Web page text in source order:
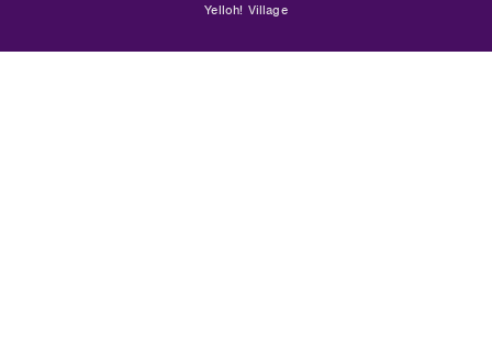
Yelloh! Village